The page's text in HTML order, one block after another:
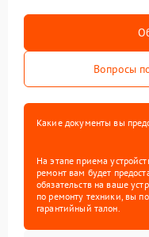
Вопросы
Какие документы вы
На этапе приема
ремонт вам будет
обязательств на ваше
по ремонту техники, вы
гарантийный талон.